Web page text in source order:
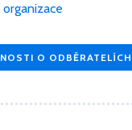
O